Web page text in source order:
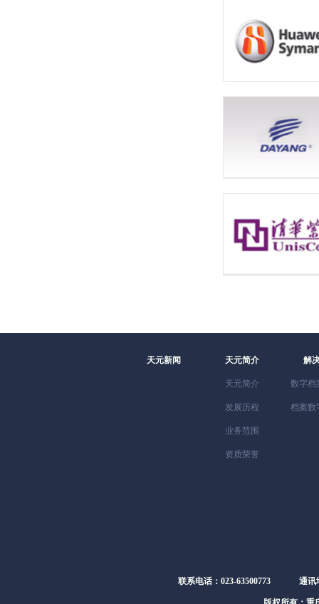
天元新闻 天元简介
天元简介
发展历程
业务范围
资质荣誉
解
数字档
档案数
联系电话：023-63500773 通讯